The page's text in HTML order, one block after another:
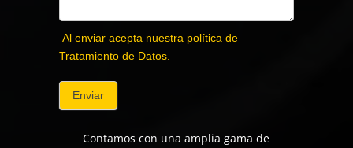
Al enviar acepta nuestra política de
Tratamiento de Datos.
Enviar
Contamos con una amplia gama de